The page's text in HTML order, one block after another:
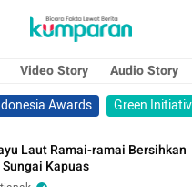
Video Story Audio Story
Awards
Green
Laut Ramai-ramai Bersihkan
Kapuas